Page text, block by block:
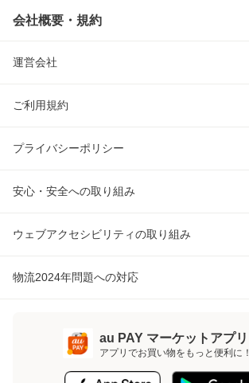
会社概要・規約
運営会社
ご利用規約
プライバシーポリシー
安心・安全への取り組み
ウェブアクセシビリティの取り組み
物流2024年問題への対応
au PAY マーケットアプリ
アプリでお買い物をもっと便利に！